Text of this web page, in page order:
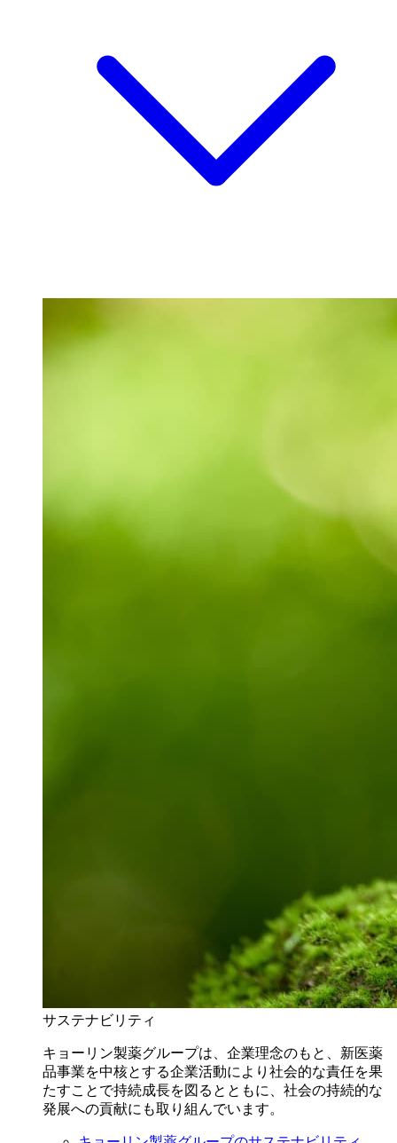
サステナビリティ
キョーリン製薬グループは、企業理念のもと、新医薬
品事業を中核とする企業活動により社会的な責任を果
たすことで持続成長を図るとともに、社会の持続的な
発展への貢献にも取り組んでいます。